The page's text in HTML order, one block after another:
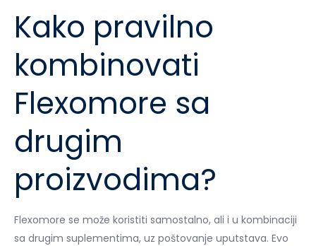
Kako pravilno
kombinovati
Flexomore sa
drugim
proizvodima?
Flexomore se može koristiti samostalno, ali i u kombinaciji
sa drugim suplementima, uz poštovanje uputstava. Evo